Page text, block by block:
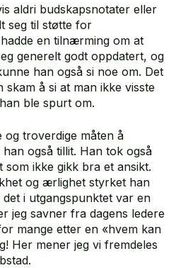
aldri budskapsnotater eller
seg til støtte for
en tilnærming om at
generelt godt oppdatert, og
han også si noe om. Det
å si at man ikke visste
ble spurt om.
troverdige måten å
også tillit. Han tok også
som ikke gikk bra et ansikt.
og ærlighet styrket han
i utgangspunktet var en
jeg savner fra dagens ledere
mange etter en «hvem kan
Her mener jeg vi fremdeles